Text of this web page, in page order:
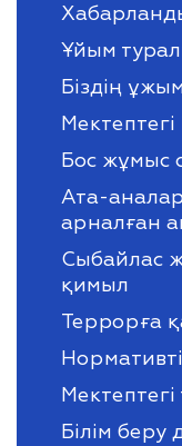
Ұйым
Біздің
Бос жұмыс
Ата-
арналған
Сыбайлас
қимыл
Террорға
Білім беру